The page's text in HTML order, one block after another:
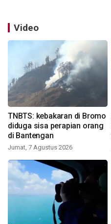
Video
TNBTS: kebakaran di Bromo
diduga sisa perapian orang
di Bantengan
Jumat, 7 Agustus 2026